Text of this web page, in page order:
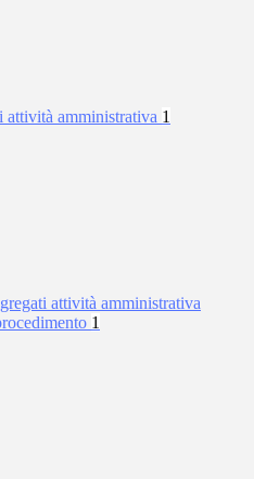
attività amministrativa 1
attività amministrativa
1